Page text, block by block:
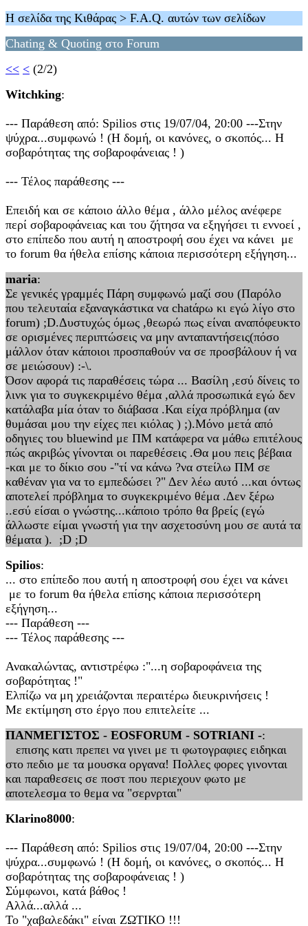
Η σελίδα της Κιθάρας > F.A.Q. αυτών των σελίδων
Chating & Quoting στο Forum
<< < (2/2)
Witchking:
--- Παράθεση από: Spilios στις 19/07/04, 20:00 ---Στην
ψύχρα...συμφωνώ ! (Η δομή, οι κανόνες, ο σκοπός... Η
σοβαρότητας της σοβαροφάνειας ! )
--- Τέλος παράθεσης ---
Επειδή και σε κάποιο άλλο θέμα , άλλο μέλος ανέφερε
περί σοβαροφάνειας και του ζήτησα να εξηγήσει τι εννοεί ,
στο επίπεδο που αυτή η αποστροφή σου έχει να κάνει με
το forum θα ήθελα επίσης κάποια περισσότερη εξήγηση...
maria:
Σε γενικές γραμμές Πάρη συμφωνώ μαζί σου (Παρόλο
που τελευταία εξαναγκάστικα να chatάρω κι εγώ λίγο στο
forum) ;D.Δυστυχώς όμως ,θεωρώ πως είναι αναπόφευκτο
σε ορισμένες περιπτώσεις να μην ανταπαντήσεις(πόσο
μάλλον όταν κάποιοι προσπαθούν να σε προσβάλουν ή να
σε μειώσουν) :-\.
Όσον αφορά τις παραθέσεις τώρα ... Βασίλη ,εσύ δίνεις το
λινκ για το συγκεκριμένο θέμα ,αλλά προσωπικά εγώ δεν
κατάλαβα μία όταν το διάβασα .Και είχα πρόβλημα (αν
θυμάσαι μου την είχες πει κιόλας ) ;).Μόνο μετά από
οδηγιες του bluewind με ΠΜ κατάφερα να μάθω επιτέλους
πώς ακριβώς γίνονται οι παρεθέσεις .Θα μου πεις βέβαια
-και με το δίκιο σου -"τί να κάνω ?να στείλω ΠΜ σε
καθέναν για να το εμπεδώσει ?" Δεν λέω αυτό ...και όντως
αποτελεί πρόβλημα το συγκεκριμένο θέμα .Δεν ξέρω
..εσύ είσαι ο γνώστης...κάποιο τρόπο θα βρείς (εγώ
άλλωστε είμαι γνωστή για την ασχετοσύνη μου σε αυτά τα
θέματα ). ;D ;D
Spilios:
... στο επίπεδο που αυτή η αποστροφή σου έχει να κάνει
με το forum θα ήθελα επίσης κάποια περισσότερη
εξήγηση...
--- Παράθεση ---
--- Τέλος παράθεσης ---
Ανακαλώντας, αντιστρέφω :"...η σοβαροφάνεια της
σοβαρότητας !"
Ελπίζω να μη χρειάζονται περαιτέρω διευκρινήσεις !
Με εκτίμηση στο έργο που επιτελείτε ...
ΠΑΝΜΕΓΙΣΤΟΣ - EOSFORUM - SOTRIANI -:
επισης κατι πρεπει να γινει με τι φωτογραφιες ειδηκαι
στο πεδιο με τα μουσκα οργανα! Πολλες φορες γινονται
και παραθεσεις σε ποστ που περιεχουν φωτο με
αποτελεσμα το θεμα να "σερνρται"
Klarino8000:
--- Παράθεση από: Spilios στις 19/07/04, 20:00 ---Στην
ψύχρα...συμφωνώ ! (Η δομή, οι κανόνες, ο σκοπός... Η
σοβαρότητας της σοβαροφάνειας ! )
Σύμφωνοι, κατά βάθος !
Αλλά...αλλά ...
Το "χαβαλεδάκι" είναι ΖΩΤΙΚΟ !!!